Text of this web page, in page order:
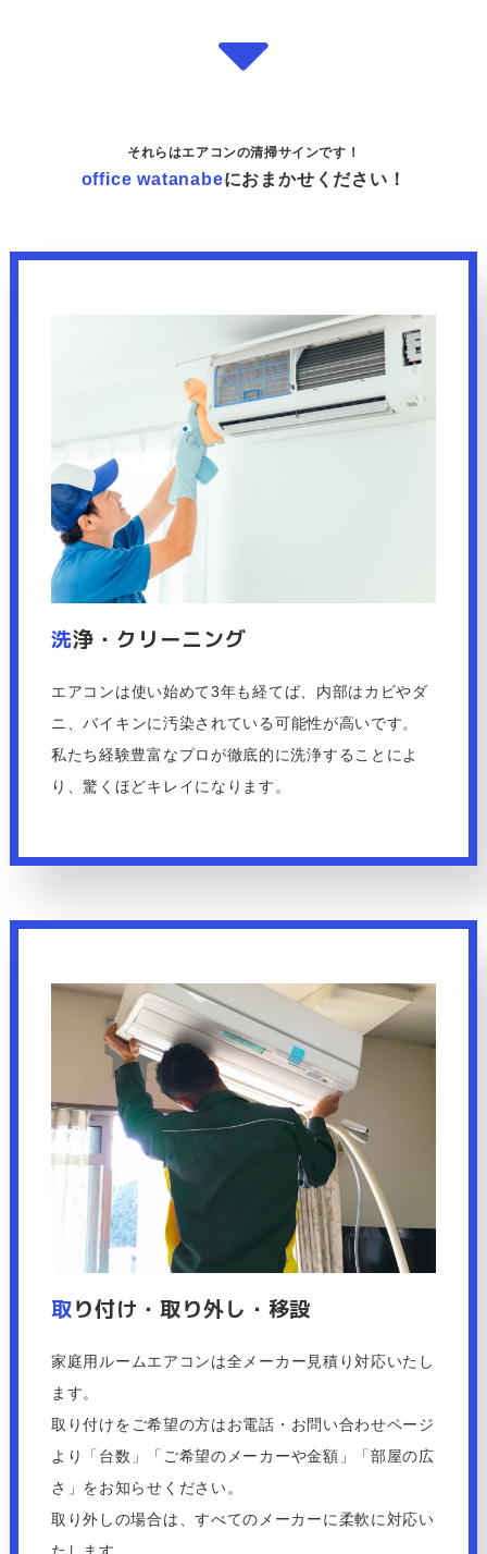
それらはエアコンの清掃サインです！
office watanabeにおまかせください！
洗浄・クリーニング
エアコンは使い始めて3年も経てば、内部はカビやダ
ニ、バイキンに汚染されている可能性が高いです。
私たち経験豊富なプロが徹底的に洗浄することによ
り、驚くほどキレイになります。
取り付け・取り外し・移設
家庭用ルームエアコンは全メーカー見積り対応いたし
ます。
取り付けをご希望の方はお電話・お問い合わせページ
より「台数」「ご希望のメーカーや金額」「部屋の広
さ」をお知らせください。
​​​​​​​取り外しの場合は、すべてのメーカーに柔軟に対応い